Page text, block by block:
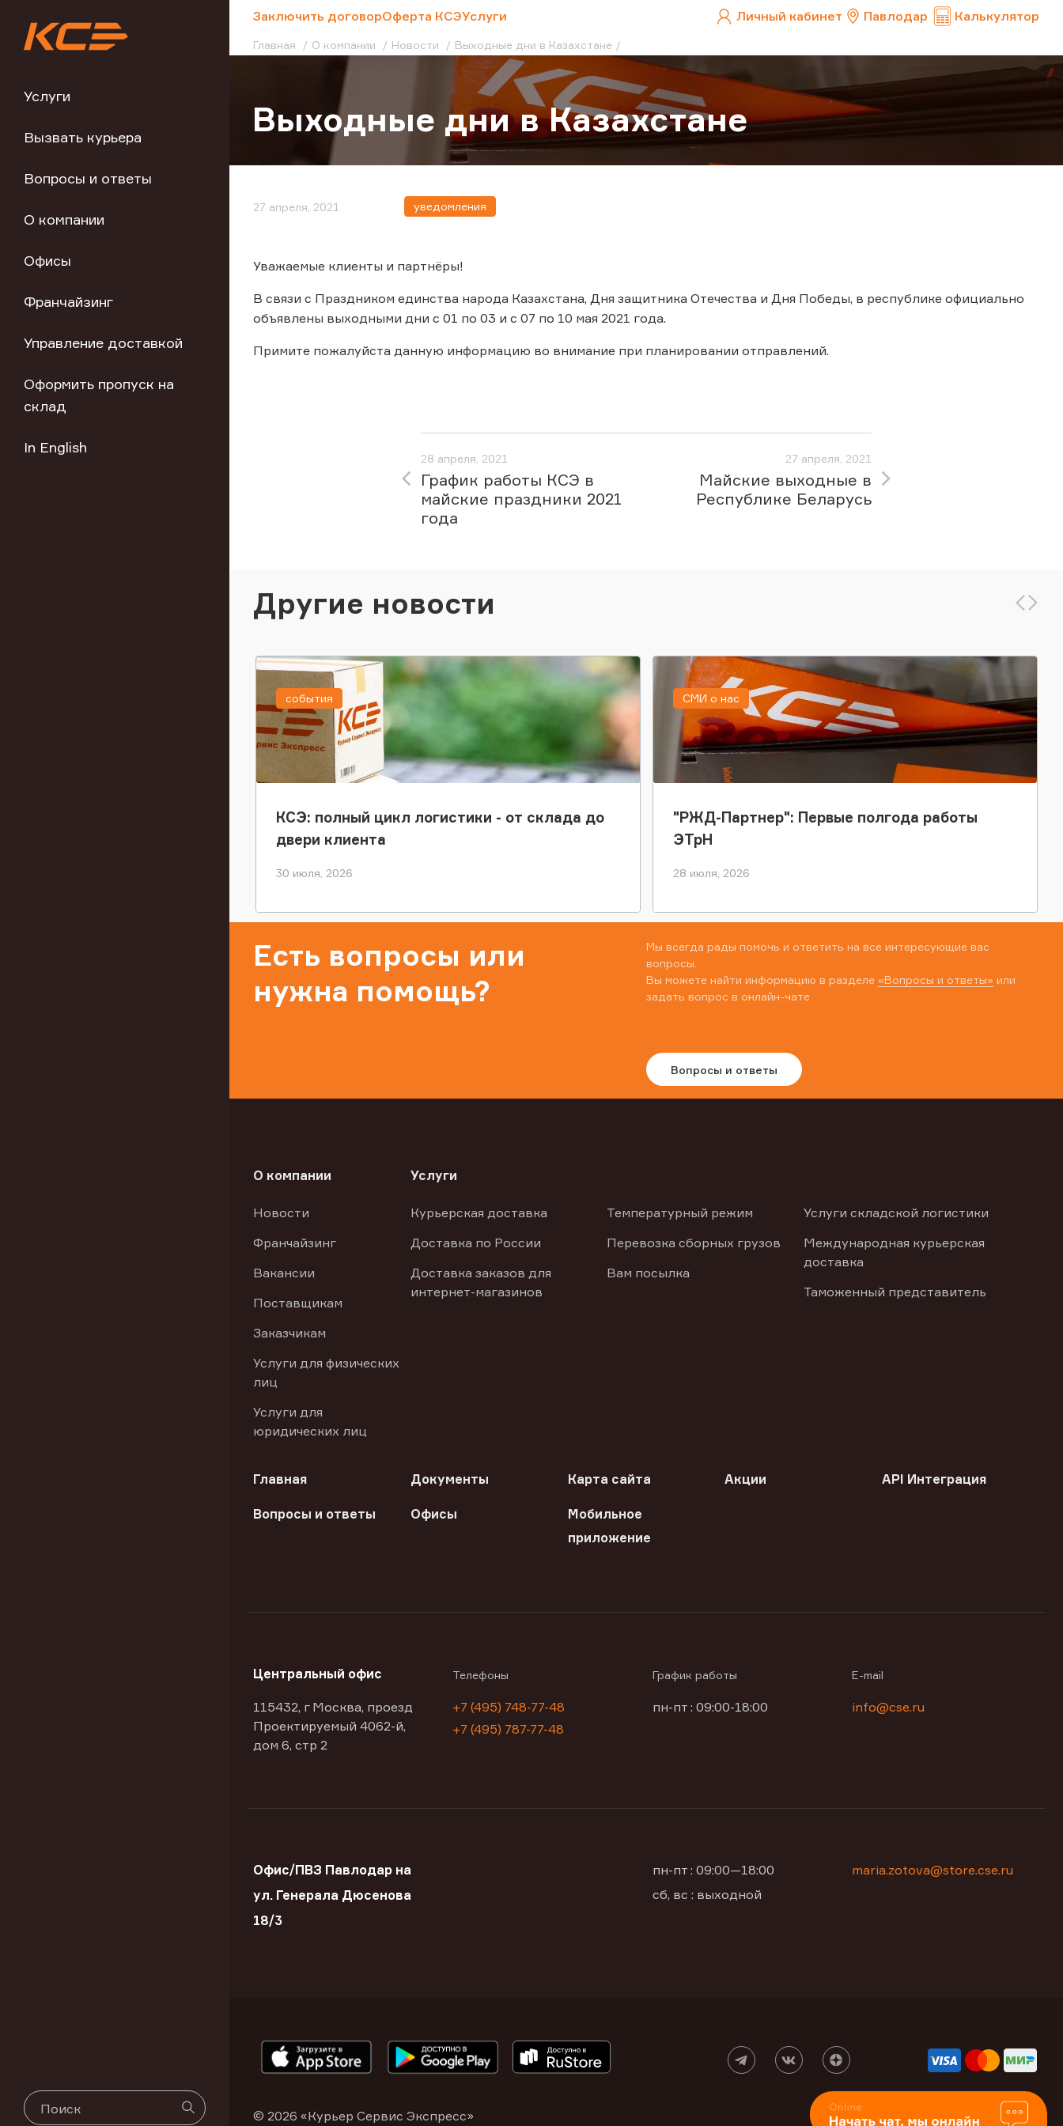
Услуги
Вызвать курьера
Вопросы и ответы
О компании
Офисы
Франчайзинг
Управление доставкой
Оформить пропуск на
склад
In English
Заключить договорОферта КСЭУслуги Личный кабинет Павлодар Калькулятор
Главная О компании Новости Выходные дни в Казахстане
Выходные дни в Казахстане
27 апреля, 2021 уведомления
Уважаемые клиенты и партнёры!
В связи с Праздником единства народа Казахстана, Дня защитника Отечества и Дня Победы, в республике официально
объявлены выходными дни с 01 по 03 и с 07 по 10 мая 2021 года.
Примите пожалуйста данную информацию во внимание при планировании отправлений.
28 апреля, 2021
График работы КСЭ в
майские праздники 2021
года
27 апреля, 2021
Майские выходные в
Республике Беларусь
Другие новости
КСЭ: полный цикл логистики - от склада до
двери клиента
30 июля, 2026
события
"РЖД-Партнер": Первые полгода работы
ЭТрН
28 июля, 2026
СМИ о нас
Есть вопросы или
нужна помощь?
Мы всегда рады помочь и ответить на все интересующие вас
вопросы.
Вы можете найти информацию в разделе «Вопросы и ответы» или
задать вопрос в онлайн-чате
Вопросы и ответы
О компании
Новости
Франчайзинг
Вакансии
Поставщикам
Заказчикам
Услуги для физических
лиц
Услуги для
юридических лиц
Услуги
Курьерская доставка
Доставка по России
Доставка заказов для
интернет-магазинов
Температурный режим
Перевозка сборных грузов
Вам посылка
Услуги складской логистики
Международная курьерская
доставка
Таможенный представитель
Главная Документы Карта сайта Акции API Интеграция
Вопросы и ответы Офисы
Мобильное
приложение
Центральный офис
115432, г Москва, проезд
Проектируемый 4062-й,
дом 6, стр 2
Телефоны
+7 (495) 748-77-48
+7 (495) 787-77-48
График работы
пн-пт : 09:00-18:00
E-mail
info@cse.ru
Офис/ПВЗ Павлодар на
ул. Генерала Дюсенова
18/3
пн-пт : 09:00—18:00
сб, вс : выходной
maria.zotova@store.cse.ru
© 2026 «Курьер Сервис Экспресс»